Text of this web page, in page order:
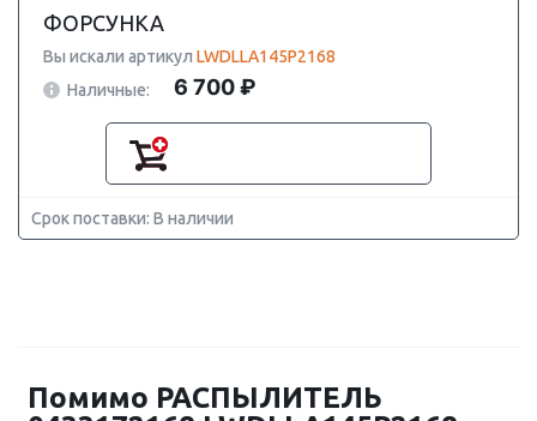
ФОРСУНКА
Вы искали артикул LWDLLA145P2168
Наличные:
6 700 ₽
Срок поставки: В наличии
Помимо РАСПЫЛИТЕЛЬ